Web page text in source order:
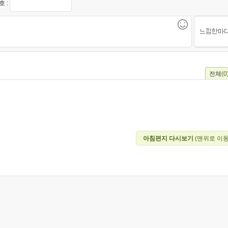
:
전체
아침편지 다시보기 (맨위로 이